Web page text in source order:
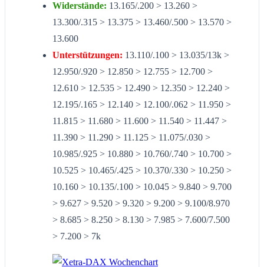
Widerstände: 13.165/.200 > 13.260 >
13.300/.315 > 13.375 > 13.460/.500 > 13.570 >
13.600
Unterstützungen: 13.110/.100 > 13.035/13k >
12.950/.920 > 12.850 > 12.755 > 12.700 >
12.610 > 12.535 > 12.490 > 12.350 > 12.240 >
12.195/.165 > 12.140 > 12.100/.062 > 11.950 >
11.815 > 11.680 > 11.600 > 11.540 > 11.447 >
11.390 > 11.290 > 11.125 > 11.075/.030 >
10.985/.925 > 10.880 > 10.760/.740 > 10.700 >
10.525 > 10.465/.425 > 10.370/.330 > 10.250 >
10.160 > 10.135/.100 > 10.045 > 9.840 > 9.700
> 9.627 > 9.520 > 9.320 > 9.200 > 9.100/8.970
> 8.685 > 8.250 > 8.130 > 7.985 > 7.600/7.500
> 7.200 > 7k